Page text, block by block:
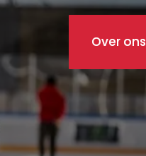
Over ons